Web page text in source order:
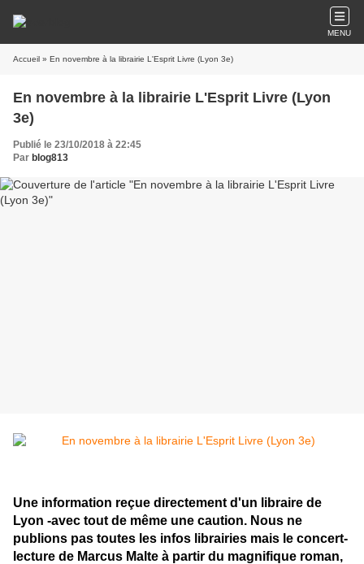
MENU
Accueil » En novembre à la librairie L'Esprit Livre (Lyon 3e)
En novembre à la librairie L'Esprit Livre (Lyon
3e)
Publié le 23/10/2018 à 22:45
Par blog813
Une information reçue directement d'un libraire de
Lyon -avec tout de même une caution. Nous ne
publions pas toutes les infos librairies mais le concert-
lecture de Marcus Malte à partir du magnifique roman,